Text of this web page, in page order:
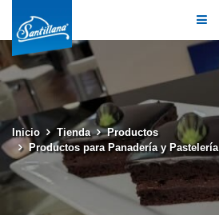
Inicio Tienda
Productos
Productos para Panadería y Pastelería